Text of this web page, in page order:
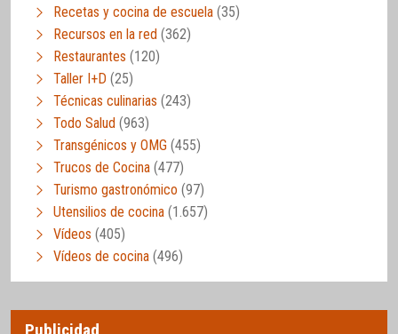
Recetas y cocina de escuela (35)
Recursos en la red (362)
Restaurantes (120)
Taller I+D (25)
Técnicas culinarias (243)
Todo Salud (963)
Transgénicos y OMG (455)
Trucos de Cocina (477)
Turismo gastronómico (97)
Utensilios de cocina (1.657)
Vídeos (405)
Vídeos de cocina (496)